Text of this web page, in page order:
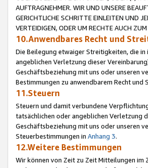
AUFTRAGNEHMER. WIR UND UNSERE
GERICHTLICHE SCHRITTE EINLEITEN UND
VERTEIDIGEN, ODER UM RECHTE AUCH
10.Anwendbares Recht und
Die Beilegung etwaiger Streitigkeiten, die
angeblichen Verletzung dieser
Geschäftsbeziehung mit uns oder unseren
Bestimmungen zu anwendbarem Recht und
11.Steuern
Steuern und damit verbundene
tatsächlichen oder angeblichen Verletzung
Geschäftsbeziehung mit uns oder unseren
Steuerbestimmungen in Anhang 3.
12.Weitere Bestimmungen
Wir können von Zeit zu Zeit Mitteilungen im